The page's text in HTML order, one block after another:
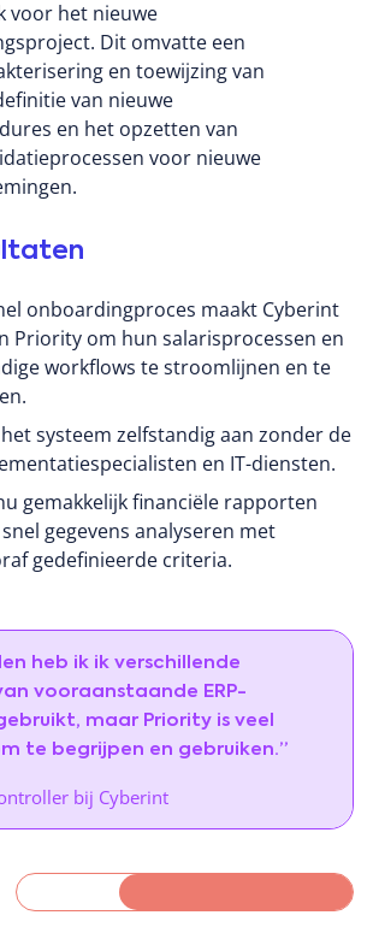
voor het nieuwe
Dit omvatte een
en toewijzing van
van nieuwe
en het opzetten van
voor nieuwe
onboardingproces maakt Cyberint
Priority om hun salarisprocessen en
workflows te stroomlijnen en te
systeem zelfstandig aan zonder de
en IT-diensten.
gemakkelijk financiële rapporten
gegevens analyseren met
gedefinieerde criteria.
heb ik ik verschillende
vooraanstaande ERP-
maar Priority is veel
te begrijpen en gebruiken.”
bij Cyberint